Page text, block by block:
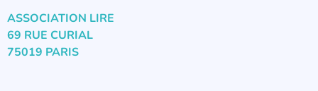
ASSOCIATION LIRE
69 RUE CURIAL
75019 PARIS